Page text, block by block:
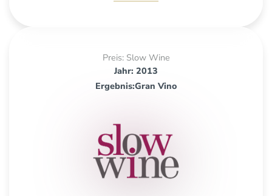
Preis: Slow Wine
Jahr: 2013
Ergebnis:Gran Vino